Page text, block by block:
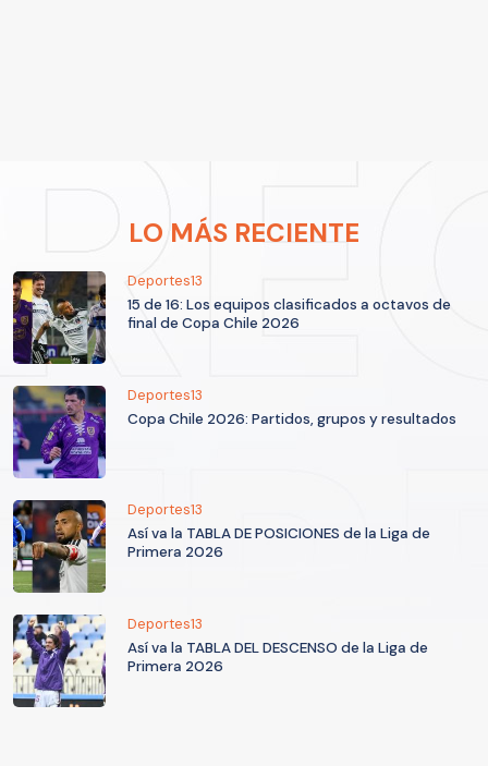
LO MÁS RECIENTE
Deportes13
15 de 16: Los equipos clasificados a octavos de
final de Copa Chile 2026
Deportes13
Copa Chile 2026: Partidos, grupos y resultados
Deportes13
Así va la TABLA DE POSICIONES de la Liga de
Primera 2026
Deportes13
Así va la TABLA DEL DESCENSO de la Liga de
Primera 2026